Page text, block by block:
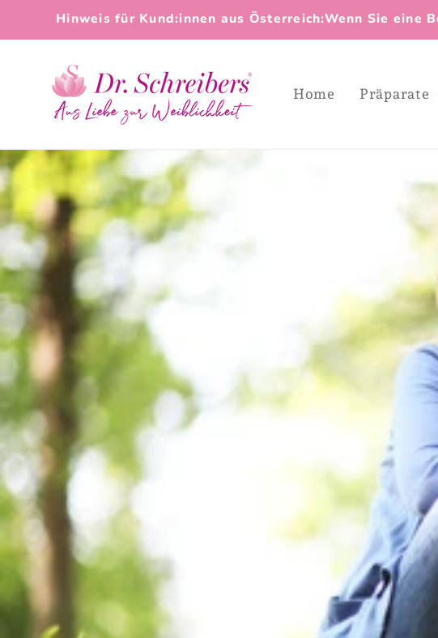
zum
Inhalt
Hinweis für Kund:innen aus Österreich:Wenn Sie
Home Präparate